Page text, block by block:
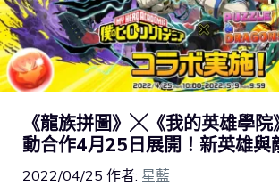
《龍族拼圖》╳《我的英雄學院
動合作4月25日展開！新英雄與
2022/04/25 作者: 星藍